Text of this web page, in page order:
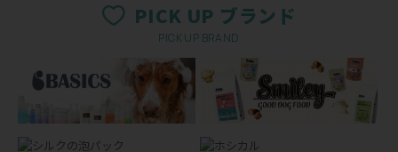
PICK UP ブランド
PICK UP BRAND